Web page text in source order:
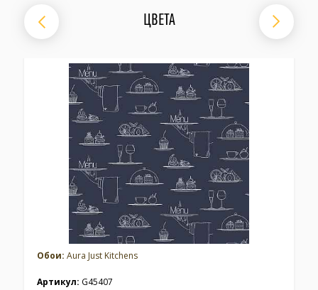
ЦВЕТА
Обои: Aura Just Kitchens
Артикул: G45407